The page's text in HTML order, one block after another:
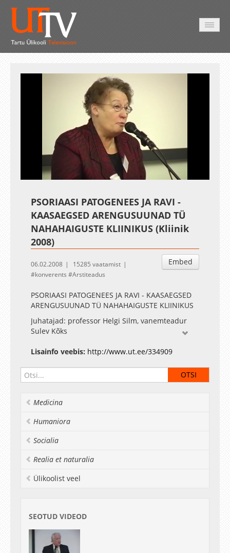
1.01%
Esituskiirused
PSORIAASI PATOGENEES JA RAVI -
KAASAEGSED ARENGUSUUNAD TÜ
NAHAHAIGUSTE KLIINIKUS (Kliinik
2008)
Embed
06.02.2008
15285 vaatamist
konverents
Arstiteadus
PSORIAASI PATOGENEES JA RAVI - KAASAEGSED
ARENGUSUUNAD TÜ NAHAHAIGUSTE KLIINIKUS
Juhatajad: professor Helgi Silm, vanemteadur
Sulev Kõks
Põletikulised tsütokiinid psoriaasi
tekkemehhanismis - Külli Kingo, Ranno Rätsepp
Psoriaas kui ateroskleroosi riskitegur - Sirje Kaur
haiguse raskusest - Kristi Abram, Ene Pärna,
Külli Kingo
Psoriaasi haigusjuhud - Maire Karelson
Lisainfo veebis: http://www.ut.ee/334909
Medicina
Humaniora
Socialia
Realia et naturalia
Ülikoolist veel
SEOTUD VIDEOD